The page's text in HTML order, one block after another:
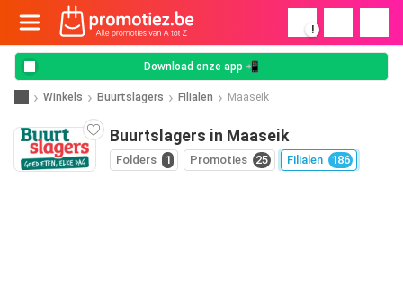
!
Download onze app 📲
Winkels Buurtslagers Filialen Maaseik
Buurtslagers in Maaseik
Folders 1 Promoties 25 Filialen 186